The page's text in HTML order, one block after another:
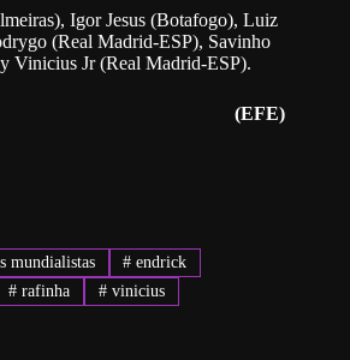
Igor Jesus (Botafogo), Luiz
(Real Madrid-ESP), Savinho
Vinicius Jr (Real Madrid-ESP).
(EFE)
mundialistas # endrick
# rafinha # vinicius